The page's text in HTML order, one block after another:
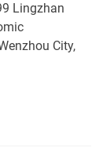
Lingzhan
City,